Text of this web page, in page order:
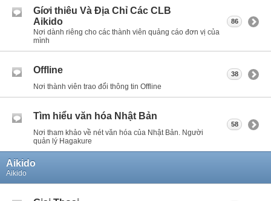
Gíơi thiêu Và Địa Chỉ Các CLB
Aikido
Nơi dành riêng cho các thành viên quảng cáo đơn vị của
mình
86
Offline
Nơi thành viên trao đổi thông tin Offline
38
Tìm hiểu văn hóa Nhật Bản
Nơi tham khảo về nét văn hóa của Nhật Bản. Người
quản lý Hagakure
58
Aikido
Aikido